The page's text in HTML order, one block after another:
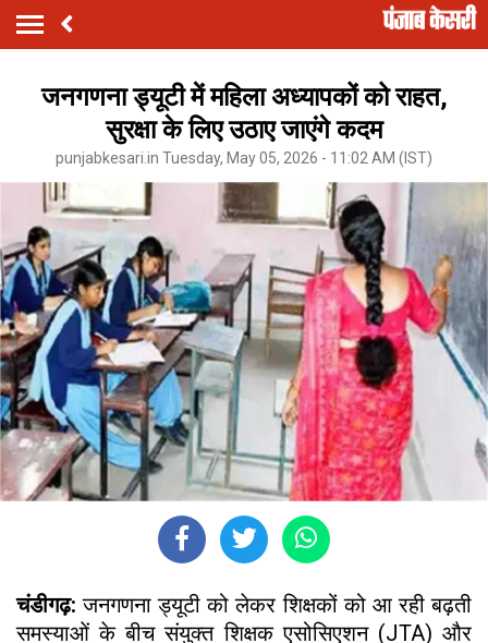
जनगणना ड्यूटी में महिला अध्यापकों को राहत,
सुरक्षा के लिए उठाए जाएंगे कदम
punjabkesari.in Tuesday, May 05, 2026 - 11:02 AM (IST)
चंडीगढ़:जनगणना ड्यूटी को लेकर शिक्षकों को आ रही बढ़ती
समस्याओं के बीच संयुक्त शिक्षक एसोसिएशन (JTA) और